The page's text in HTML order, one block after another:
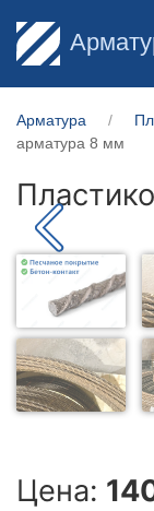
Арматура
арматура 8 мм
Цена: